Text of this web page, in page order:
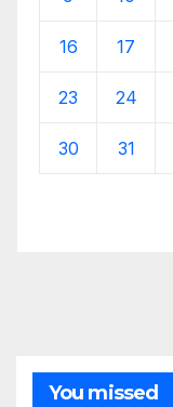
16 17
23 24
30 31
You missed